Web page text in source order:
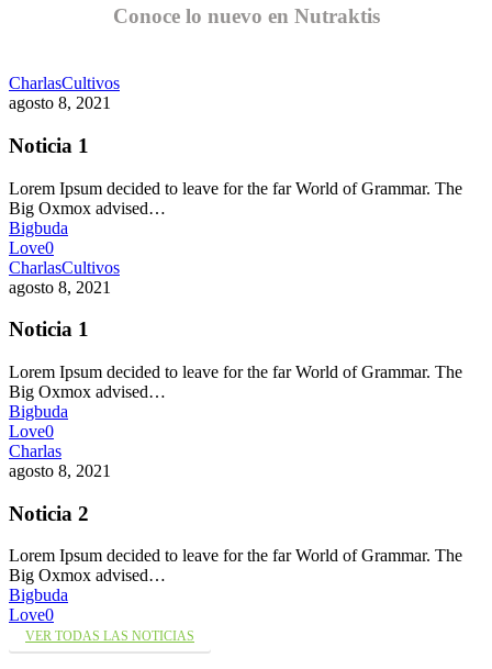
Conoce lo nuevo en Nutraktis
CharlasCultivos
agosto 8, 2021
Noticia 1
Lorem Ipsum decided to leave for the far World of Grammar. The
Big Oxmox advised…
Bigbuda
Love0
CharlasCultivos
agosto 8, 2021
Noticia 1
Lorem Ipsum decided to leave for the far World of Grammar. The
Big Oxmox advised…
Bigbuda
Love0
Charlas
agosto 8, 2021
Noticia 2
Lorem Ipsum decided to leave for the far World of Grammar. The
Big Oxmox advised…
Bigbuda
Love0
VER TODAS LAS NOTICIAS